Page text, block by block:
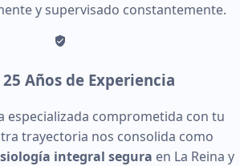
y supervisado constantemente.
Años de Experiencia
especializada comprometida con tu
trayectoria nos consolida como
integral segura en La Reina y